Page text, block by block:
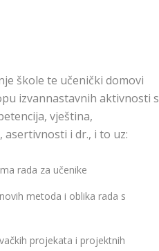
škole te učenički domovi
izvannastavnih aktivnosti s
vještina,
i dr., i to uz:
rada za učenike
metoda i oblika rada s
projekata i projektnih